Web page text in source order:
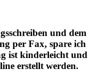
und dem
per Fax, spare ich
ist kinderleicht und
erstellt werden.